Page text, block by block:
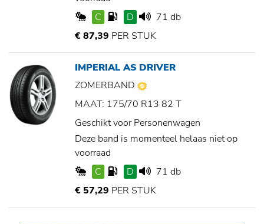
C
D
71 db
€ 87,39 PER STUK
IMPERIAL AS DRIVER
ZOMERBAND
MAAT: 175/70 R13 82 T
Geschikt voor Personenwagen
Deze band is momenteel helaas niet op
voorraad
C
D
71 db
€ 57,29 PER STUK